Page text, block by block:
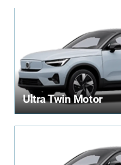
Ultra Twin Motor